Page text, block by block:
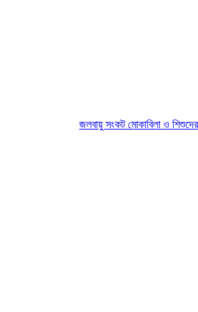
জলবায়ু সংকট মোকাবিলা ও শিশুদের